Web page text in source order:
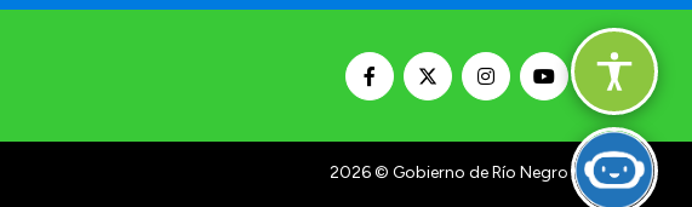
2026© Gobierno de Río Negro